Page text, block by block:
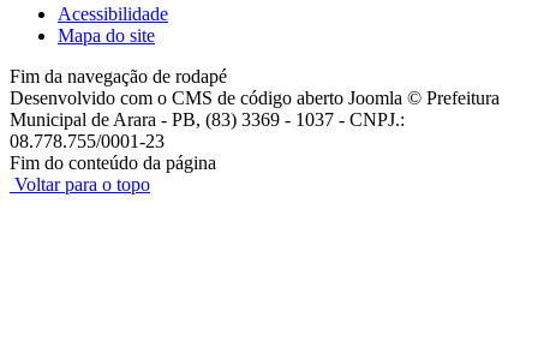
Acessibilidade
Mapa do site
Fim da navegação de rodapé
Desenvolvido com o CMS de código aberto Joomla © Prefeitura
Municipal de Arara - PB, (83) 3369 - 1037 - CNPJ.:
08.778.755/0001-23
Fim do conteúdo da página
Voltar para o topo